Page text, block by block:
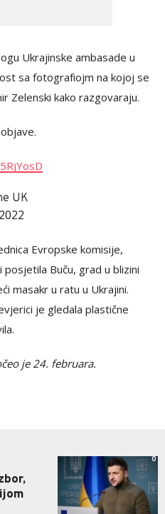
Ukrajinske ambasade u
sa fotografiojm na kojoj se
Zelenski kako razgovaraju.
UK
Evropske komisije,
Buču, grad u blizini
masakr u ratu u Ukrajini.
je gledala plastične
je 24. februara.
0